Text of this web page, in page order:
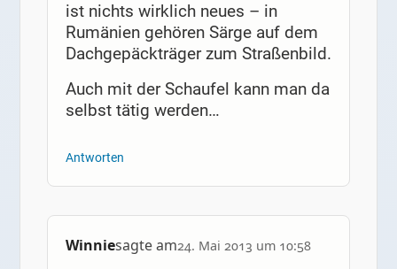
ist nichts wirklich neues – in
Rumänien gehören Särge auf dem
Dachgepäckträger zum Straßenbild.
Auch mit der Schaufel kann man da
selbst tätig werden…
Antworten
Winniesagte am24. Mai 2013 um 10:58